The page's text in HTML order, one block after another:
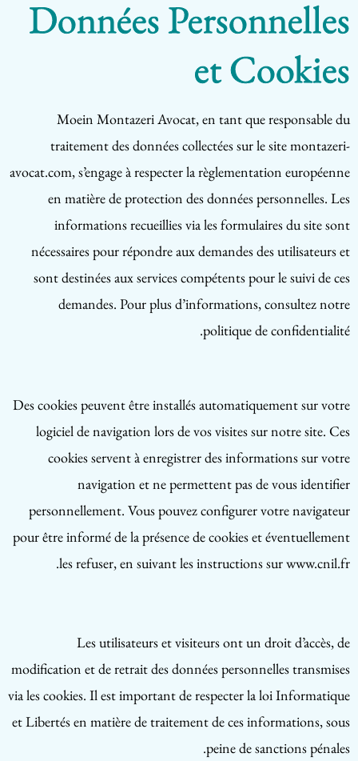
Données Personnelles
et Cookies
Moein Montazeri Avocat, en tant que responsable du
traitement des données collectées sur le site montazeri-
avocat.com, s’engage à respecter la règlementation européenne
en matière de protection des données personnelles. Les
informations recueillies via les formulaires du site sont
nécessaires pour répondre aux demandes des utilisateurs et
sont destinées aux services compétents pour le suivi de ces
demandes. Pour plus d’informations, consultez notre
politique de confidentialité.
Des cookies peuvent être installés automatiquement sur votre
logiciel de navigation lors de vos visites sur notre site. Ces
cookies servent à enregistrer des informations sur votre
navigation et ne permettent pas de vous identifier
personnellement. Vous pouvez configurer votre navigateur
pour être informé de la présence de cookies et éventuellement
les refuser, en suivant les instructions sur www.cnil.fr.
Les utilisateurs et visiteurs ont un droit d’accès, de
modification et de retrait des données personnelles transmises
via les cookies. Il est important de respecter la loi Informatique
et Libertés en matière de traitement de ces informations, sous
peine de sanctions pénales.